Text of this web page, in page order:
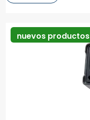
nuevos productos